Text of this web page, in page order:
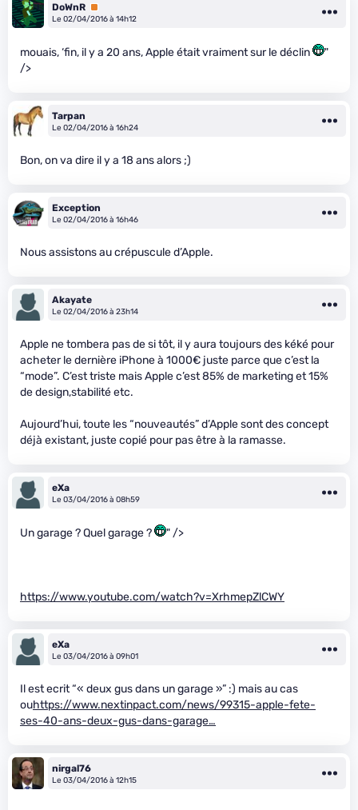
DoWnR Premium
Le 02/04/2016 à 14h12
mouais, ‘fin, il y a 20 ans, Apple était vraiment sur le déclin
"
/>
Tarpan
Le 02/04/2016 à 16h24
Bon, on va dire il y a 18 ans alors ;)
Exception
Le 02/04/2016 à 16h46
Nous assistons au crépuscule d’Apple.
Akayate
Le 02/04/2016 à 23h14
Apple ne tombera pas de si tôt, il y aura toujours des kéké pour
acheter le dernière iPhone à 1000€ juste parce que c’est la
“mode”. C’est triste mais Apple c’est 85% de marketing et 15%
de design,stabilité etc.
Aujourd’hui, toute les “nouveautés” d’Apple sont des concept
déjà existant, juste copié pour pas être à la ramasse.
eXa
Le 03/04/2016 à 08h59
Un garage ? Quel garage ? " />
https://www.youtube.com/watch?v=XrhmepZlCWY
eXa
Le 03/04/2016 à 09h01
Il est ecrit “« deux gus dans un garage »” :) mais au cas
ouhttps://www.nextinpact.com/news/99315-apple-fete-
ses-40-ans-deux-gus-dans-garage…
nirgal76
Le 03/04/2016 à 12h15